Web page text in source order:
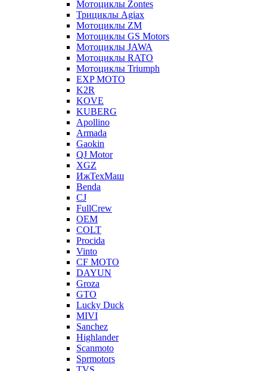
Мотоциклы Zontes
Трициклы Agiax
Мотоциклы ZM
Мотоциклы GS Motors
Мотоциклы JAWA
Мотоциклы RATO
Мотоциклы Triumph
EXP MOTO
K2R
KOVE
KUBERG
Apollino
Armada
Gaokin
QJ Motor
XGZ
ИжТехМаш
Benda
CJ
FullCrew
OEM
COLT
Procida
Vinto
CF MOTO
DAYUN
Groza
GTO
Lucky Duck
MIVI
Sanchez
Highlander
Scanmoto
Sprmotors